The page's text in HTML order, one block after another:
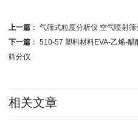
上一篇： 气筛式粒度分析仪 空气喷射
下一篇： 510-57 塑料材料EVA-乙烯-
筛分仪
相关文章